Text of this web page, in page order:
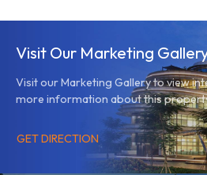
Visit Our Marketing
Visit our Marketing Gallery to view
more information about this
GET DIRECTION